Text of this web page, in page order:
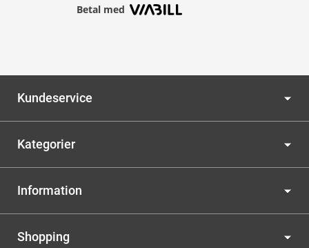
Betal med
Kundeservice
Kategorier
Information
Shopping